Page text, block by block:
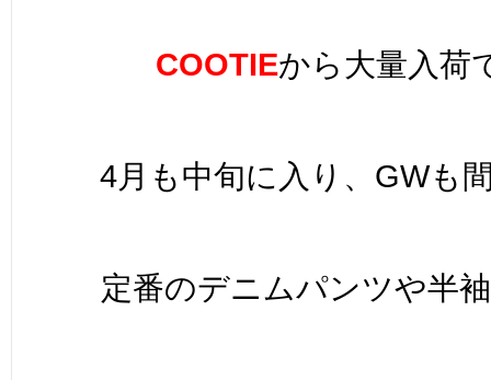
COOTIEから大量入荷
4月も中旬に入り、GWも
定番のデニムパンツや半